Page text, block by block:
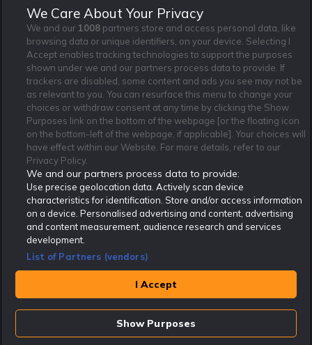
Jag vill få nyhetsbrev från Rekatochklart och jag är 18+. Regler
och villkor gäller. *
Rekatochklart.com är Sveriges ledande betting-community. 2017 nominerades
Rekatochklart som en av världens bästa spelinformations-sajter på spelbranschens egen
Oscarsgala EGR Awards.
Rekatochklart är oberoende och ej knutet till något specifikt spelbolag. Här hittar du
speltips, unika insättningsbonusar och erbjudanden från de största och mest seriösa
spelbolagen. En spelbok, spelskola, information om skador och avstängningar samt vårt
populära klotterplank.
Har du några frågor är du välkommen att
kontakta oss
Spela ansvarsfullt. Åldersgränsen för spel är 18+ Har ditt spelande blivit ett
problem? Kontakta stödlinjen på 020-81 91 00. Odds kan ändras. Alla odds var
Affiliate Modell
Om Rekatochklart
Kontakta oss
Redaktionen
Ansvarsfullt Spelande
F.A.Q
Nyhetsarkiv
Redaktionell policy
Cookie Policy
Användarvilkor
Integritetspolicy
Rekatochklart shop
We Care About Your Privacy
We and our 1008 partners store and access personal data, like
browsing data or unique identifiers, on your device. Selecting I
Accept enables tracking technologies to support the purposes
shown under we and our partners process data to provide. If
trackers are disabled, some content and ads you see may not be
as relevant to you. You can resurface this menu to change your
choices or withdraw consent at any time by clicking the Show
Purposes link on the bottom of the webpage [or the floating icon
on the bottom-left of the webpage, if applicable]. Your choices will
have effect within our Website. For more details, refer to our
Privacy Policy.
We and our partners process data to provide:
Use precise geolocation data. Actively scan device
characteristics for identification. Store and/or access information
on a device. Personalised advertising and content, advertising
and content measurement, audience research and services
development.
List of Partners (vendors)
I Accept
Show Purposes